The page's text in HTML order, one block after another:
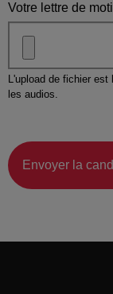
Votre lettre de
L'upload de fichier
les audios.
Envoyer la